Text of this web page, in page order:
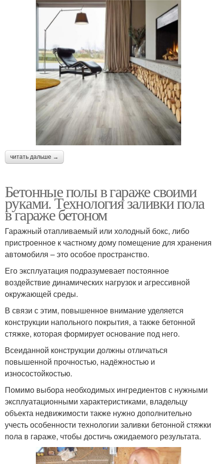
читать дальше →
Бетонные полы в гараже своими
руками. Технология заливки пола
в гараже бетоном
Гаражный отапливаемый или холодный бокс, либо
пристроенное к частному дому помещение для хранения
автомобиля – это особое пространство.
Его эксплуатация подразумевает постоянное
воздействие динамических нагрузок и агрессивной
окружающей среды.
В связи с этим, повышенное внимание уделяется
конструкции напольного покрытия, а также бетонной
стяжке, которая формирует основание под него.
Всеиданной конструкции должны отличаться
повышенной прочностью, надёжностью и
износостойкостью.
Помимо выбора необходимых ингредиентов с нужными
эксплуатационными характеристиками, владельцу
объекта недвижимости также нужно дополнительно
учесть особенности технологии заливки бетонной стяжки
пола в гараже, чтобы достичь ожидаемого результата.